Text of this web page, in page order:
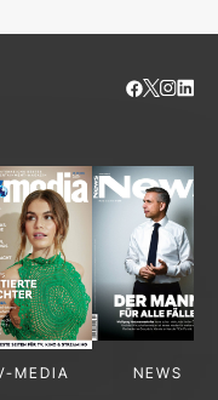
MEDIA NEWS